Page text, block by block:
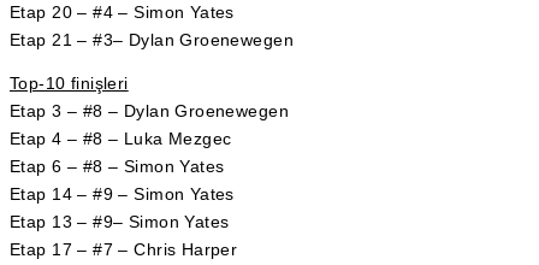
Etap 20 – #4 – Simon Yates
Etap 21 – #3– Dylan Groenewegen
Top-10 finişleri
Etap 3 – #8 – Dylan Groenewegen
Etap 4 – #8 – Luka Mezgec
Etap 6 – #8 – Simon Yates
Etap 14 – #9 – Simon Yates
Etap 13 – #9– Simon Yates
Etap 17 – #7 – Chris Harper